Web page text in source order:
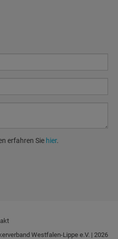
erfahren Sie hier.
Westfalen-Lippe e.V. | 2026